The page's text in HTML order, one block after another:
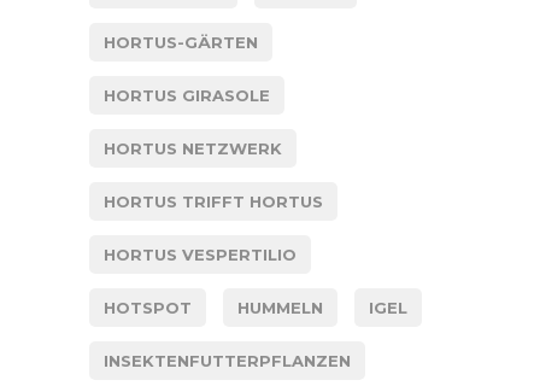
HORTUS-GÄRTEN
HORTUS GIRASOLE
HORTUS NETZWERK
HORTUS TRIFFT HORTUS
HORTUS VESPERTILIO
HOTSPOT HUMMELN IGEL
INSEKTENFUTTERPFLANZEN